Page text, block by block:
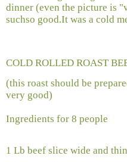
dinner (even the picture is
suchso good.It was a cold
COLD ROLLED ROAST
(this roast should be
very good)
Ingredients for 8 people
1 Lb beef slice wide and thin